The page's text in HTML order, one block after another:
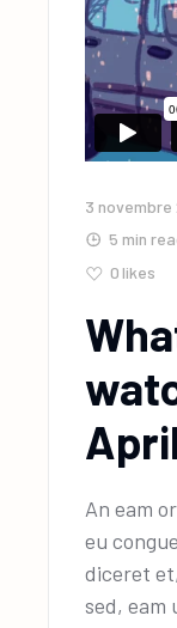
3 novembre
5 min
0 likes
An eam
eu
diceret
sed, eam